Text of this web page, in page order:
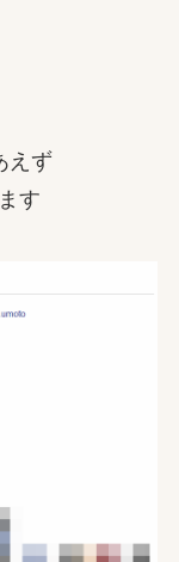
えず
す